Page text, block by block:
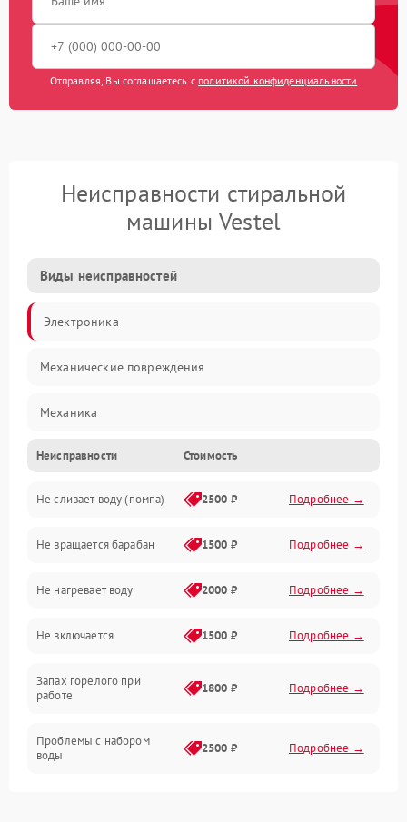
Отправляя, Вы соглашаетесь с политикой конфиденциальности
Неисправности стиральной
машины Vestel
Виды неисправностей
Электроника
Механические повреждения
Механика
Электропитание
Водоснабжение
Слив
Программное обеспечение
Неисправности Стоимость
Не сливает воду (помпа) 2500 ₽ Подробнее →
Не вращается барабан 1500 ₽ Подробнее →
Не нагревает воду 2000 ₽ Подробнее →
Не включается 1500 ₽ Подробнее →
Запах горелого при
работе
1800 ₽ Подробнее →
Проблемы с набором
воды
2500 ₽ Подробнее →